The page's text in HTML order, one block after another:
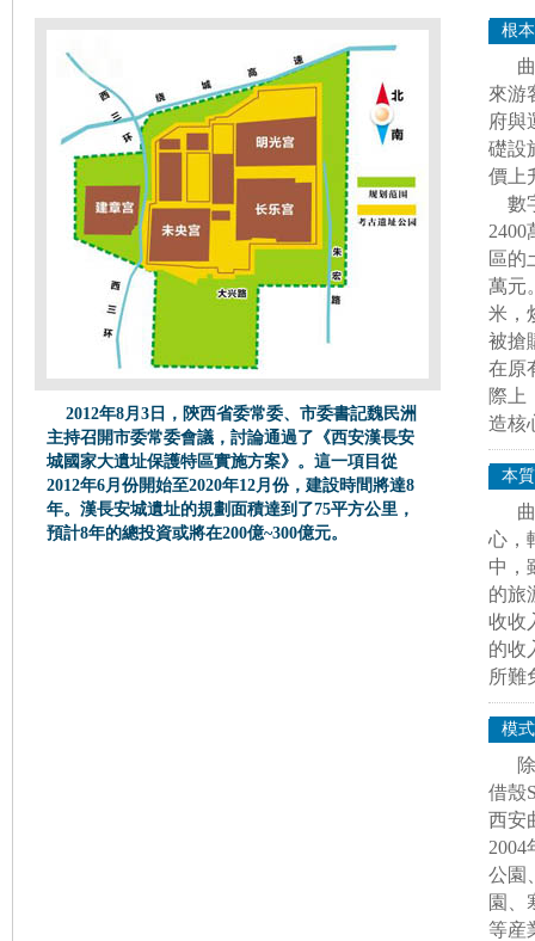
2012年8月3日，陝西省委常委、市委書記魏民洲
主持召開市委常委會議，討論通過了《西安漢長安
城國家大遺址保護特區實施方案》。這一項目從
2012年6月份開始至2020年12月份，建設時間將達8
年。漢長安城遺址的規劃面積達到了75平方公里，
預計8年的總投資或將在200億~300億元。
根
來游
府與
礎設
價上
數
2400
區的
萬元
米，
被搶
在原
際上
造核
本質
心，
中，
的旅
收收
的收
所難
模
借殼
西安
公園
園、
等産